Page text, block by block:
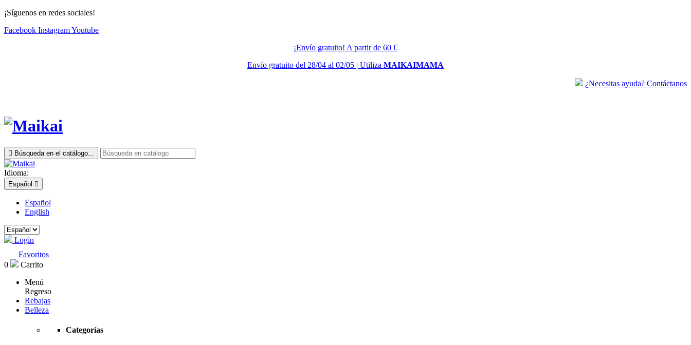
¡Síguenos en redes sociales!
Facebook InstagramYoutube
¡Envío gratuito! A partir de 60 €
Envío gratuito del 28/04 al 02/05 | Utiliza MAIKAIMAMA
¿Necesitas ayuda? Contáctanos
 Búsqueda en el catálogo...
Idioma:
Español 
Español
English
Login
Favoritos
0
Carrito
Menú
Regreso
Rebajas
Belleza
Categorías